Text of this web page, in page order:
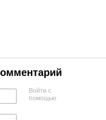
Войти с
помощью